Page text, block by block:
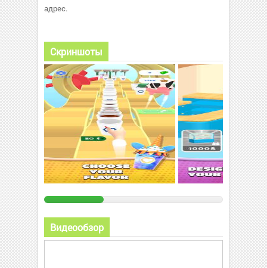
адрес.
Скриншоты
Видеообзор